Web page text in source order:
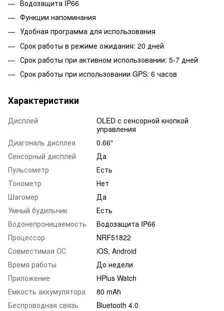
Водозащита IP66
Функции напоминания
Удобная программа для использования
Срок работы в режиме ожидания: 20 дней
Срок работы при активном использовании: 5-7 дней
Срок работы при использовании GPS: 6 часов
Характеристики
Дисплей
OLED с сенсорной кнопкой
управления
Диагональ дисплея
0.66"
Сенсорный дисплей
Да
Пульсометр
Есть
Тонометр
Нет
Шагомер
Да
Умный будильник
Есть
Водонепроницаемость
Водозащита IP66
Процессор
NRF51822
Совместимая ОС
iOS, Android
Время работы
До недели
Приложение
HPlus Watch
Емкость аккумулятора
80 mAh
Беспроводная связь
Bluetooth 4.0